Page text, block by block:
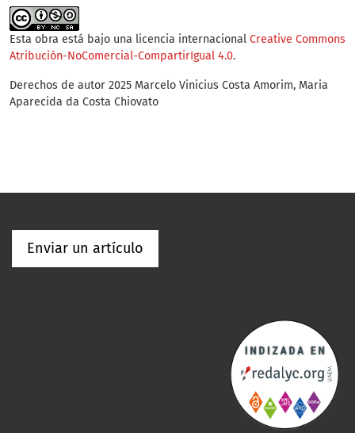
Esta obra está bajo una licencia internacional Creative Commons
Atribución-NoComercial-CompartirIgual 4.0.
Derechos de autor 2025 Marcelo Vinicius Costa Amorim, Maria
Aparecida da Costa Chiovato
Enviar un artículo